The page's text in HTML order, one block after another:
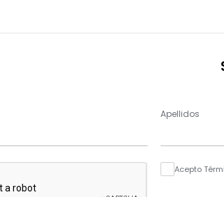
Apellidos
Acepto